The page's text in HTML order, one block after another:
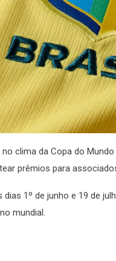
clima da Copa do
prêmios para
1º de junho e 19 de
mundial.